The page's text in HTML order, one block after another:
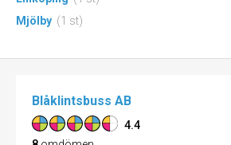
Mjölby (1 st)
Blåklintsbuss AB
4.4